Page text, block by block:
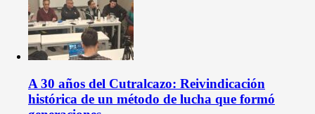
A 30 años del Cutralcazo: Reivindicación
histórica de un método de lucha que formó